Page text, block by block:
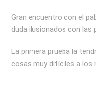
Gran encuentro con el
duda ilusionados con las
La primera prueba la
cosas muy difíciles a los